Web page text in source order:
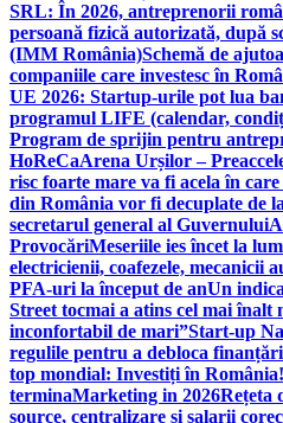
SRL: În 2026, antreprenorii
persoană fizică autorizată, după
(IMM România)Schemă de
companiile care investesc în
UE 2026: Startup-urile pot lua
programul LIFE (calendar,
Program de sprijin pentru
HoReCaArena Urșilor –
risc foarte mare va fi acela în
din România vor fi decuplate de
secretarul general al Guvernului
ProvocăriMeseriile ies încet la
electricienii, coafezele, mecanicii
PFA-uri la început de anUn
Street tocmai a atins cel mai
inconfortabil de mari”Start-up
regulile pentru a debloca
top mondial: Investiți în
terminaMarketing in 2026Rețeta
source, centralizare și salarii